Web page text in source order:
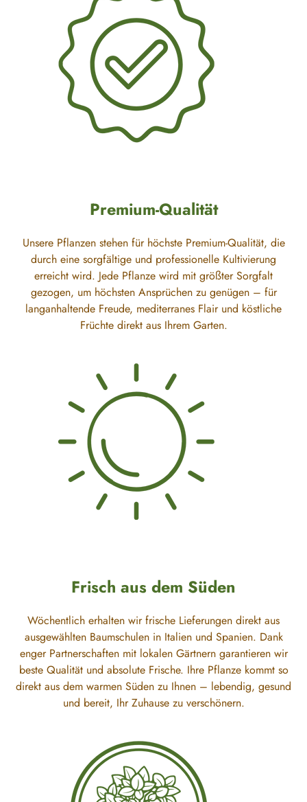
Premium-Qualität
Unsere Pflanzen stehen für höchste Premium-Qualität, die
durch eine sorgfältige und professionelle Kultivierung
erreicht wird. Jede Pflanze wird mit größter Sorgfalt
gezogen, um höchsten Ansprüchen zu genügen – für
langanhaltende Freude, mediterranes Flair und köstliche
Früchte direkt aus Ihrem Garten.
Frisch aus dem Süden
Wöchentlich erhalten wir frische Lieferungen direkt aus
ausgewählten Baumschulen in Italien und Spanien. Dank
enger Partnerschaften mit lokalen Gärtnern garantieren wir
beste Qualität und absolute Frische. Ihre Pflanze kommt so
direkt aus dem warmen Süden zu Ihnen – lebendig, gesund
und bereit, Ihr Zuhause zu verschönern.